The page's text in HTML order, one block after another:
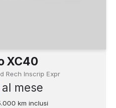
XC40
Rech Inscrip Expr
al mese
km inclusi